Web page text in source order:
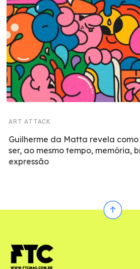
ART ATTACK
Guilherme da Matta revela
ser, ao mesmo tempo, memória,
expressão